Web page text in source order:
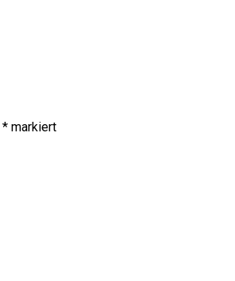
* markiert